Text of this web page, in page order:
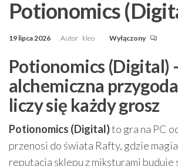
Potionomics
19 lipca 2026 Autor kleo Wyłączony
Potionomics (Digital)
alchemiczna
liczy się każdy grosz
Potionomics (Digital)to gra na PC
przenosi do świata Rafty, gdzie magia
reputacja sklepu z miksturami buduje